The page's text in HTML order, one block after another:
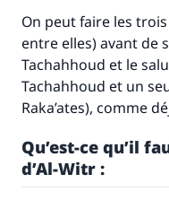
On peut faire les trois
entre elles) avant de
Tachahhoud et le
Tachahhoud et un
Raka’ates), comme
Qu’est-ce qu’il
d’Al-Witr :